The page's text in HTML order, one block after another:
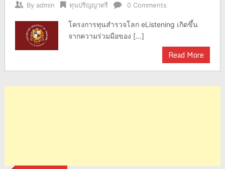
By admin ทุนปริญญาตรี 0 Comments
โครงการทุนสำรวจโลก eListening เกิดขึ้น
จากความร่วมมือของ […]
Read More